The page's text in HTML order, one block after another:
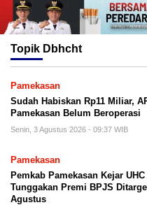
Topik Dbhcht
Pamekasan
Sudah Habiskan Rp11 Miliar,
Pamekasan Belum Beroperasi
Senin, 3 Agustus 2026 - 09:37 WIB
Pamekasan
Pemkab Pamekasan Kejar
Tunggakan Premi BPJS
Agustus